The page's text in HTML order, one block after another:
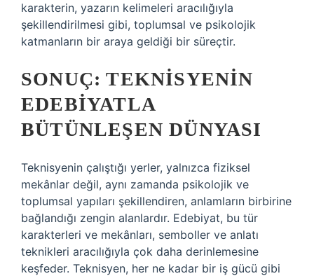
karakterin, yazarın kelimeleri aracılığıyla
şekillendirilmesi gibi, toplumsal ve psikolojik
katmanların bir araya geldiği bir süreçtir.
SONUÇ: TEKNISYENIN
EDEBIYATLA
BÜTÜNLEŞEN DÜNYASI
Teknisyenin çalıştığı yerler, yalnızca fiziksel
mekânlar değil, aynı zamanda psikolojik ve
toplumsal yapıları şekillendiren, anlamların birbirine
bağlandığı zengin alanlardır. Edebiyat, bu tür
karakterleri ve mekânları, semboller ve anlatı
teknikleri aracılığıyla çok daha derinlemesine
keşfeder. Teknisyen, her ne kadar bir iş gücü gibi